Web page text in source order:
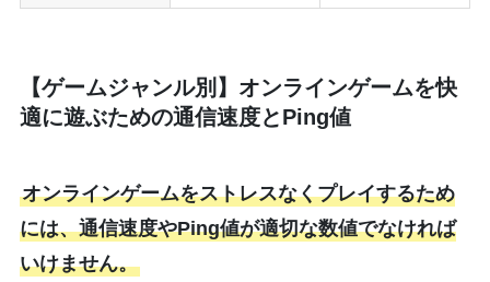
【ゲームジャンル別】オンラインゲームを快
適に遊ぶための通信速度とPing値
オンラインゲームをストレスなくプレイするため
には、通信速度やPing値が適切な数値でなければ
いけません。